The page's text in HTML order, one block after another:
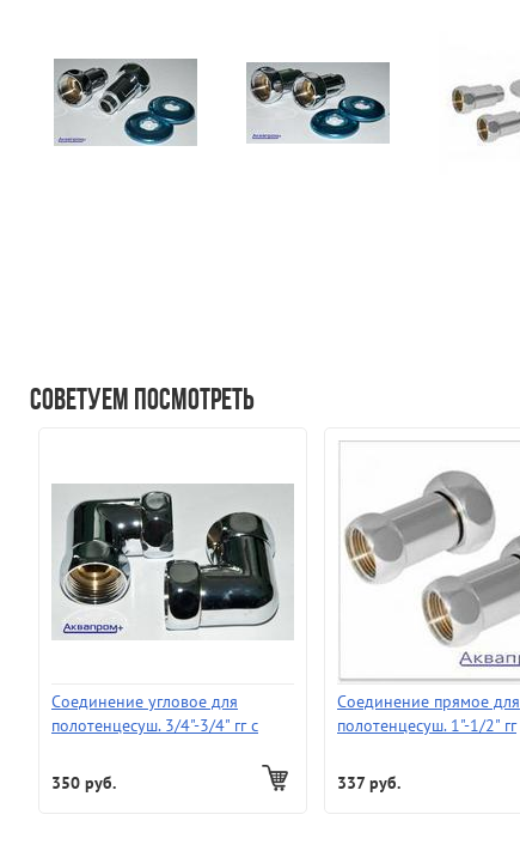
Советуем посмотреть
Соединение угловое для
полотенцесуш. 3/4"-3/4" гг с
350 руб.
Соединение прямое для
полотенцесуш. 1"-1/2" гг
337 руб.